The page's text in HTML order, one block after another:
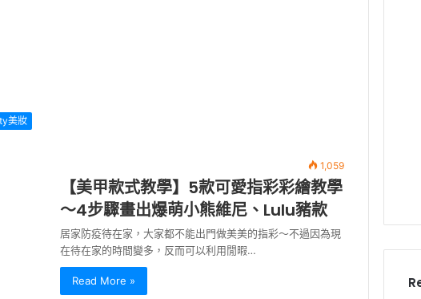
美妝
1,059
【美甲款式教學】5款可愛指彩彩繪教學
～4步驟畫出爆萌小熊維尼、Lulu豬款
居家防疫待在家，大家都不能出門做美美的指彩～不過因為現
在待在家的時間變多，反而可以利用閒暇…
Read More »